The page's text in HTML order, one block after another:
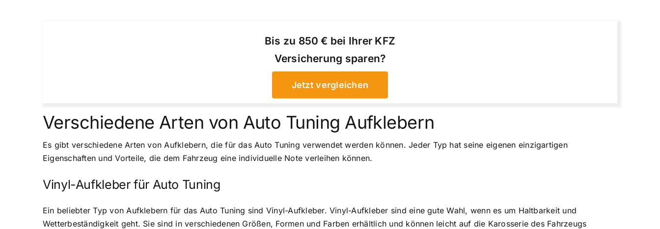
Bis zu 850 € bei Ihrer KFZ
Versicherung sparen?
Jetzt vergleichen
Verschiedene Arten von Auto Tuning Aufklebern
Es gibt verschiedene Arten von Aufklebern, die für das Auto Tuning verwendet werden können. Jeder Typ hat seine eigenen einzigartigen
Eigenschaften und Vorteile, die dem Fahrzeug eine individuelle Note verleihen können.
Vinyl-Aufkleber für Auto Tuning
Ein beliebter Typ von Aufklebern für das Auto Tuning sind Vinyl-Aufkleber. Vinyl-Aufkleber sind eine gute Wahl, wenn es um Haltbarkeit und
Wetterbeständigkeit geht. Sie sind in verschiedenen Größen, Formen und Farben erhältlich und können leicht auf die Karosserie des Fahrzeugs